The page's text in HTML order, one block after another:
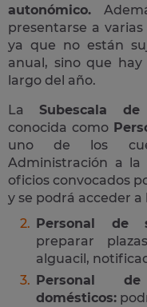
autonómico.
presentarse a
ya que no están
anual, sino que
largo del año.
LaSubescala
conocida como
uno de los
Administración a
oficios convocados
y se podrá acceder
Personal de
preparar
alguacil,
Personal
domésticos: